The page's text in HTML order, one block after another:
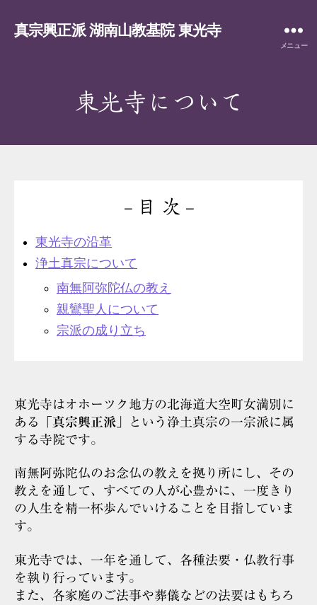
真宗興正派 湖南山教基院 東光寺
メニュー
東光寺について
– 目 次 –
東光寺の沿革
浄土真宗について
南無阿弥陀仏の教え
親鸞聖人について
宗派の成り立ち
東光寺はオホーツク地方の北海道大空町女満別に
ある
「真宗興正派」
という浄土真宗の一宗派に属
する寺院です。
南無阿弥陀仏のお念仏の教えを拠り所にし、その
教えを通して、すべての人が心豊かに、一度きり
の人生を精一杯歩んでいけることを目指していま
す。
東光寺では、一年を通して、各種法要・仏教行事
を執り行っています。
また、各家庭のご法事や葬儀などの法要はもちろ